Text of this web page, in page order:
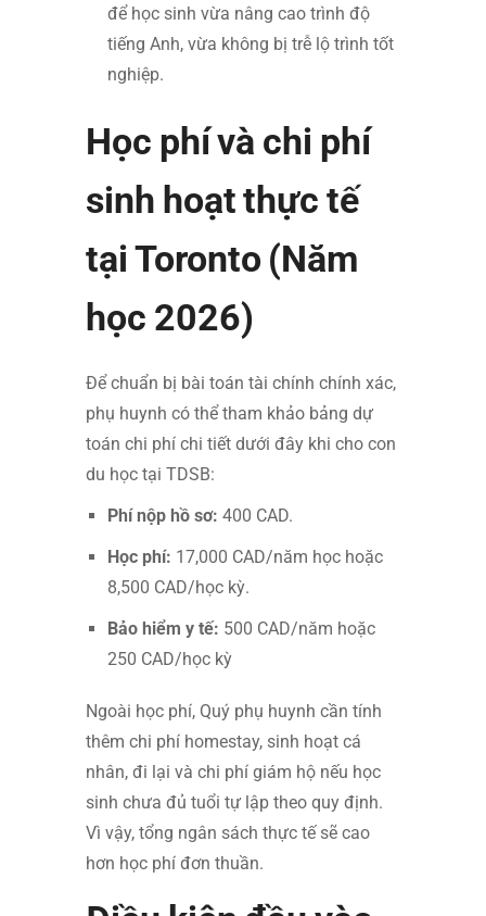
để học sinh vừa nâng cao trình độ
tiếng Anh, vừa không bị trễ lộ trình tốt
nghiệp.
Học phí và chi phí
sinh hoạt thực tế
tại Toronto (Năm
học 2026)
Để chuẩn bị bài toán tài chính chính xác,
phụ huynh có thể tham khảo bảng dự
toán chi phí chi tiết dưới đây khi cho con
du học tại TDSB:
Phí nộp hồ sơ: 400 CAD.
Học phí: 17,000 CAD/năm học hoặc
8,500 CAD/học kỳ.
Bảo hiểm y tế: 500 CAD/năm hoặc
250 CAD/học kỳ
Ngoài học phí, Quý phụ huynh cần tính
thêm chi phí homestay, sinh hoạt cá
nhân, đi lại và chi phí giám hộ nếu học
sinh chưa đủ tuổi tự lập theo quy định.
Vì vậy, tổng ngân sách thực tế sẽ cao
hơn học phí đơn thuần.